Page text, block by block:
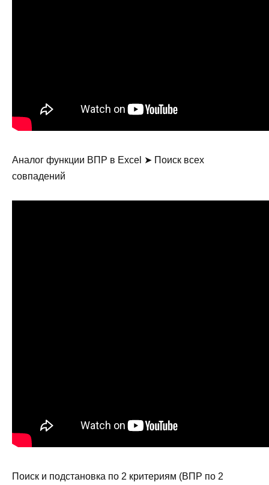
Аналог функции ВПР в Excel ➤ Поиск всех
совпадений
Поиск и подстановка по 2 критериям (ВПР по 2